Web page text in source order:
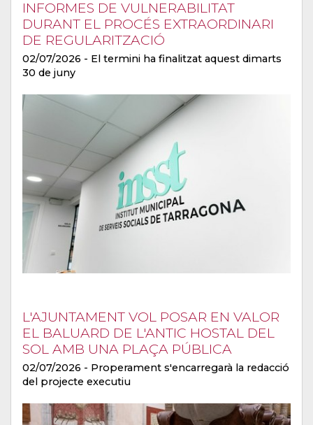
INFORMES DE VULNERABILITAT
DURANT EL PROCÉS EXTRAORDINARI
DE REGULARITZACIÓ
02/07/2026 - El termini ha finalitzat aquest dimarts
30 de juny
L'AJUNTAMENT VOL POSAR EN VALOR
EL BALUARD DE L'ANTIC HOSTAL DEL
SOL AMB UNA PLAÇA PÚBLICA
02/07/2026 - Properament s'encarregarà la redacció
del projecte executiu